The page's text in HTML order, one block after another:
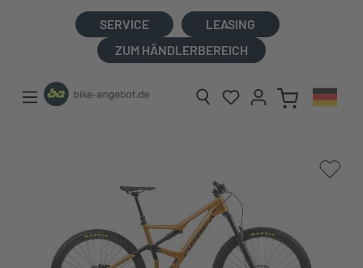
SERVICE
LEASING
ZUM HÄNDLERBEREICH